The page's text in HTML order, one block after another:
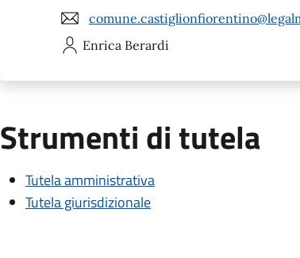
Enrica Berardi
Strumenti di tutela
Tutela amministrativa
Tutela giurisdizionale